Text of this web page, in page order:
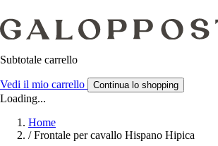
Subtotale carrello
Vedi il mio carrello Continua lo shopping
Loading...
Home
/ Frontale per cavallo Hispano Hipica